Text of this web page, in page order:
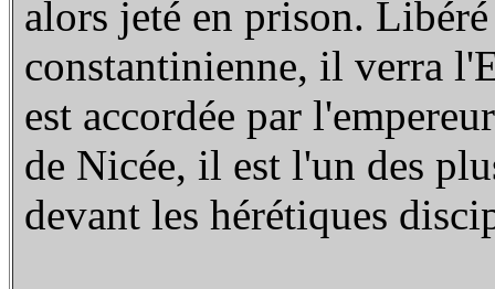
alors jeté en prison.
constantinienne, il verra
est accordée par
de Nicée, il est l'un des
devant les hérétiques